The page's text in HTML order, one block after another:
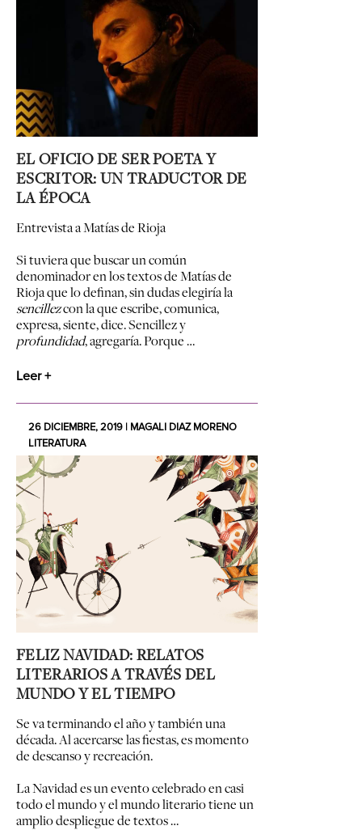
EL OFICIO DE SER POETA Y
ESCRITOR: UN TRADUCTOR DE
LA ÉPOCA
Entrevista a Matías de Rioja
Si tuviera que buscar un común
denominador en los textos de Matías de
Rioja que lo definan, sin dudas elegiría la
sencillezcon la que escribe, comunica,
expresa, siente, dice. Sencillez y
profundidad, agregaría. Porque …
Leer +
26 DICIEMBRE, 2019 | MAGALI DIAZ MORENO
LITERATURA
FELIZ NAVIDAD: RELATOS
LITERARIOS A TRAVÉS DEL
MUNDO Y EL TIEMPO
Se va terminando el año y también una
década. Al acercarse las fiestas, es momento
de descanso y recreación.
La Navidad es un evento celebrado en casi
todo el mundo y el mundo literario tiene un
amplio despliegue de textos …